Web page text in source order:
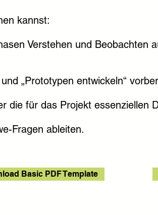
kannst:
Verstehen und Beobachten
„Prototypen entwickeln“
die für das Projekt essenziellen
Fragen ableiten.
Basic PDF Template